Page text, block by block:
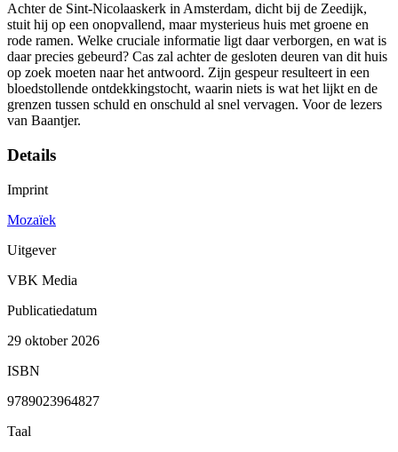
Achter de Sint-Nicolaaskerk in Amsterdam, dicht bij de Zeedijk,
stuit hij op een onopvallend, maar mysterieus huis met groene en
rode ramen. Welke cruciale informatie ligt daar verborgen, en wat is
daar precies gebeurd? Cas zal achter de gesloten deuren van dit huis
op zoek moeten naar het antwoord. Zijn gespeur resulteert in een
bloedstollende ontdekkingstocht, waarin niets is wat het lijkt en de
grenzen tussen schuld en onschuld al snel vervagen. Voor de lezers
van Baantjer.
Details
Imprint
Mozaïek
Uitgever
VBK Media
Publicatiedatum
29 oktober 2026
ISBN
9789023964827
Taal